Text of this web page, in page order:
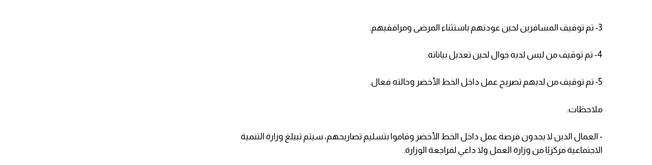
3- تم توقيف المسافرين لحين عودتهم باستثناء المرضى ومرافقيهم.
4- تم توقيف من ليس لديه جوال لحين تعديل بياناته.
5- تم توقيف من لديهم تصريح عمل داخل الخط الأخضر وحالته فعال.
ملاحظات:
- العمال الذين لا يجدون فرصة عمل داخل الخط الأخضر وقاموا بتسليم تصاريحهم، سيتم تبيلغ وزارة التنمية
الاجتماعية مركزيًا من وزارة العمل ولا داعي لمراجعة الوزارة.